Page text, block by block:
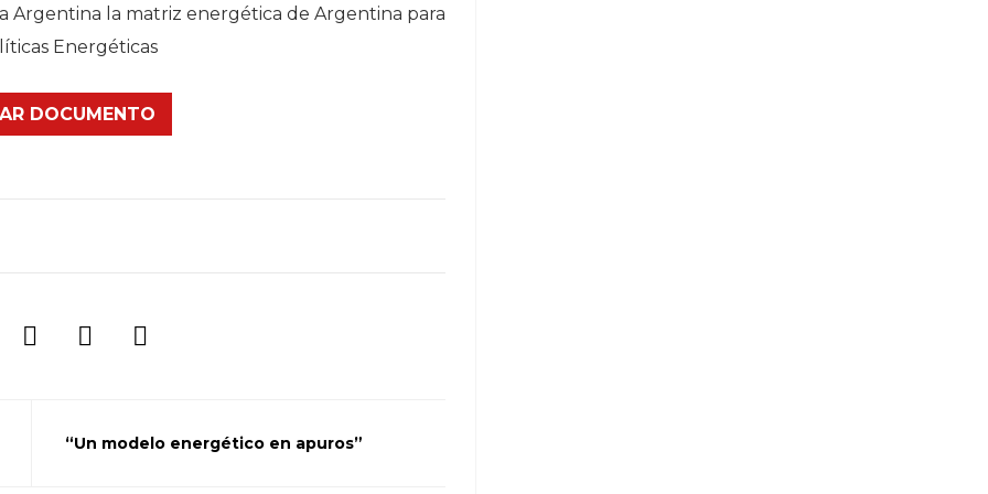
Argentina la matriz energética de Argentina para
Energéticas
DOCUMENTO
“Un modelo energético en apuros”